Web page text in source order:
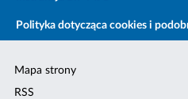
Polityka dotycząca cookies i
Mapa strony
RSS